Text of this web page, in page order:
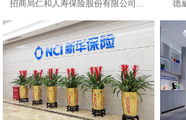
德